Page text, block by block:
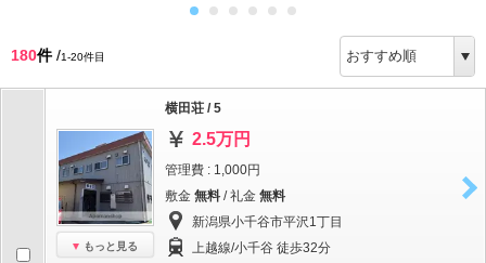
180件/1-20件目
もっと見る
横田荘 / 5
2.5万円
管理費 : 1,000円
敷金 無料 / 礼金 無料
新潟県小千谷市平沢1丁目
上越線/小千谷 徒歩32分